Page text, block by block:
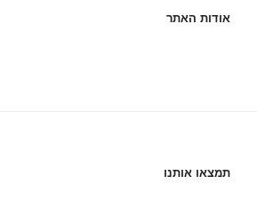
אודות האתר
תמצאו אותנו